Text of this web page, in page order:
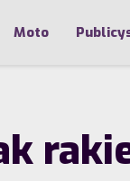
Moto